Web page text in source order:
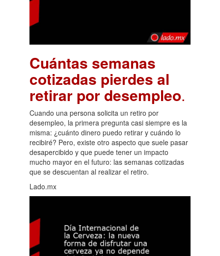
Cuántas semanas
cotizadas pierdes al
retirar por desempleo.
Cuando una persona solicita un retiro por
desempleo, la primera pregunta casi siempre es la
misma: ¿cuánto dinero puedo retirar y cuándo lo
recibiré? Pero, existe otro aspecto que suele pasar
desapercibido y que puede tener un impacto
mucho mayor en el futuro: las semanas cotizadas
que se descuentan al realizar el retiro.
Lado.mx